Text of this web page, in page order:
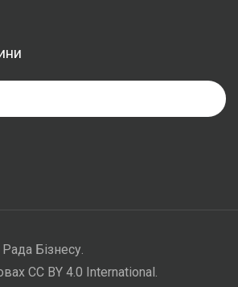
Бізнесу.
CC BY 4.0 International.